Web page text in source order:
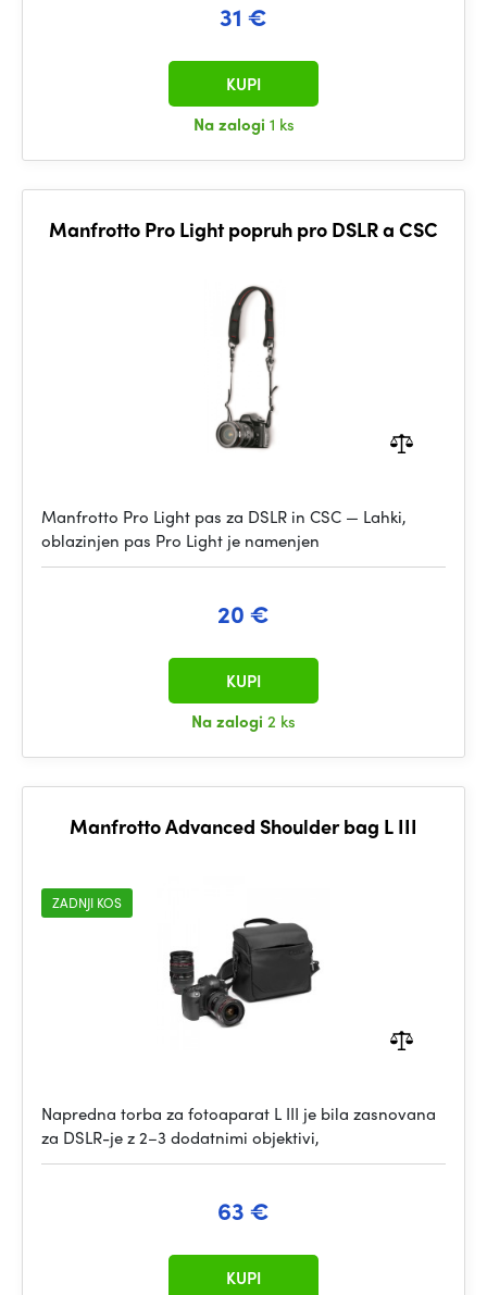
31 €
Na zalogi 1 ks
KUPI
Manfrotto Pro Light popruh pro DSLR a CSC
Manfrotto Pro Light pas za DSLR in CSC — Lahki,
oblazinjen pas Pro Light je namenjen
20 €
Na zalogi 2 ks
KUPI
Manfrotto Advanced Shoulder bag L III
ZADNJI KOS
Napredna torba za fotoaparat L III je bila zasnovana
za DSLR-je z 2–3 dodatnimi objektivi,
63 €
KUPI